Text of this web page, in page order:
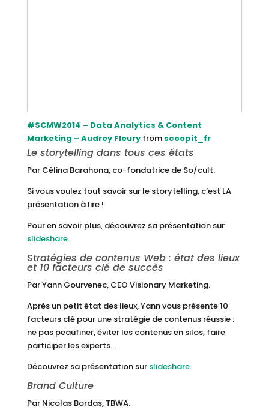
#SCMW2014 – Data Analytics & Content
Marketing – Audrey Fleury from scoopit_fr
Le storytelling dans tous ces états
Par Célina Barahona, co-fondatrice de So/cult.
Si vous voulez tout savoir sur le storytelling, c’est LA
présentation à lire !
Pour en savoir plus, découvrez sa présentation sur
slideshare.
Stratégies de contenus Web : état des lieux
et 10 facteurs clé de succès
Par Yann Gourvenec, CEO Visionary Marketing.
Après un petit état des lieux, Yann vous présente 10
facteurs clé pour une stratégie de contenus réussie :
ne pas peaufiner, éviter les contenus en silos, faire
participer les experts…
Découvrez sa présentation sur slideshare.
Brand Culture
Par Nicolas Bordas, TBWA.